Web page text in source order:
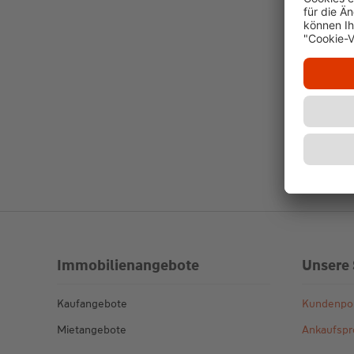
Immobilienangebote
Kaufangebote
Mietangebote
Unsere